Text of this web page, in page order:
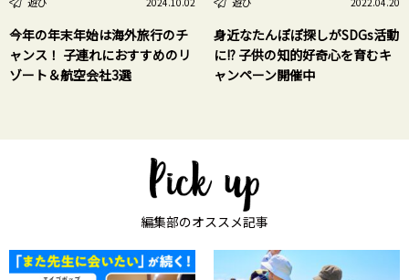
今年の年末年始は海外旅行のチ
ャンス！ 子連れにおすすめのリ
ゾート＆航空会社3選
身近なたんぽぽ探しがSDGs活動
に!? 子供の知的好奇心を育むキ
ャンペーン開催中
編集部のオススメ記事